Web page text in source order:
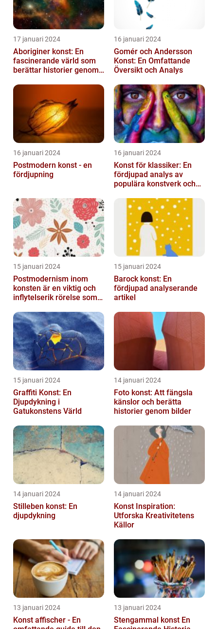
17 januari 2024
Aboriginer konst: En
fascinerande värld som
berättar historier genom
16 januari 2024
Gomér och Andersson
Konst: En Omfattande
Översikt och Analys
16 januari 2024
Postmodern konst - en
fördjupning
16 januari 2024
Konst för klassiker: En
fördjupad analys av
populära konstverk och
15 januari 2024
Postmodernism inom
konsten är en viktig och
inflytelserik rörelse som
normer o...
15 januari 2024
Barock konst: En
fördjupad analyserande
artikel
15 januari 2024
Graffiti Konst: En
Djupdykning i
Gatukonstens Värld
14 januari 2024
Foto konst: Att fängsla
känslor och berätta
historier genom bilder
14 januari 2024
Stilleben konst: En
djupdykning
14 januari 2024
Konst Inspiration:
Utforska Kreativitetens
Källor
13 januari 2024
Konst affischer - En
13 januari 2024
Stengammal konst En